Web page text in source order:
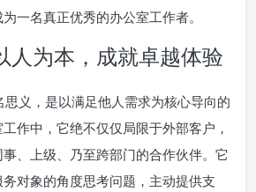
一名真正优秀的办公室工作者。
人为本，成就卓越体验
思义，是以满足他人需求为核心导向的
作中，它绝不仅仅局限于外部客户，
、上级、乃至跨部门的合作伙伴。它
对象的角度思考问题，主动提供支